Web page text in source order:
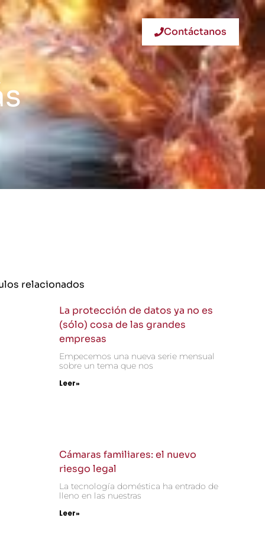
Contáctanos
relacionados
La protección de datos ya no es
(sólo) cosa de las grandes
empresas
Empecemos una nueva serie mensual
sobre un tema que nos
Leer»
Cámaras familiares: el nuevo
riesgo legal
La tecnología doméstica ha entrado de
lleno en las nuestras
Leer»